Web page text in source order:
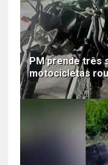
PM prende três
motocicletas